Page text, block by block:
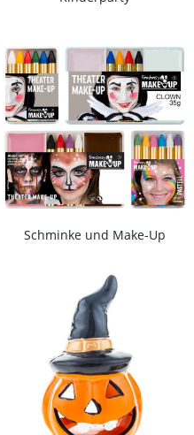
Schminke und Make-Up